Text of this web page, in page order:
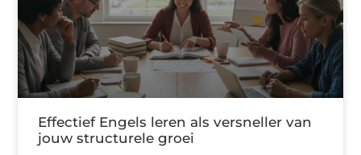
Effectief Engels leren als versneller van
jouw structurele groei